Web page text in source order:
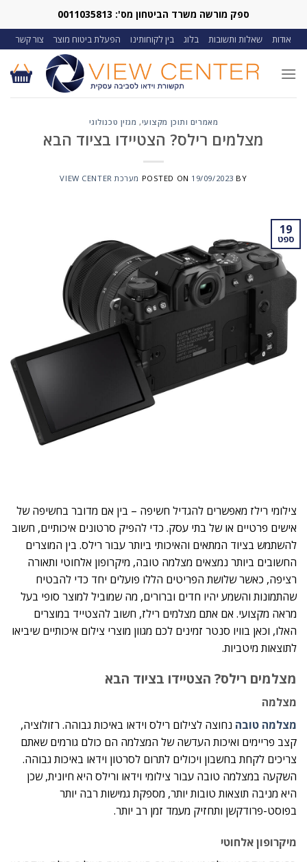
content
ספק מורשה משרד הביטחון מס': 0011035813
אודות שאלות ותשובות בלוג בין לקוחותינו הפעלת ביטוח מוצר צור קשר
מאמרים ותוכן מקצועי, מגזין טכנולוגי
מצלמים רילס? הצטיידו בציוד הבא
POSTED ON 19/09/2023 BY מערכת VIEW CENTER
19
ספט
צילומי רילז מאפשרים להגדיל חשיפה – בין אם מדובר בחשיפה של
אישים פרטיים או של בתי עסק. כדי להפיק סרטונים איכותיים, חשוב
להשתמש בציוד המתאים והאיכותי ביותר עבור רילס. בין המוצרים
החשובים ביותר נמצאים מצלמה טובה, מיקרופון אלחוטי ותאורה
רציפה, כאשר שלושת הפריטים הללו פועלים יחד כדי להבטיח
שהתמונות והשמע יהיו חדים וברורים, מה שמוביל למוצר סופי בעל
מראה מקצועי. אם אתם מצלמים רילז, חשוב להצטייד במוצרים
האלו, וכאן בוויו סנטר זמינים לכם מגוון מוצרי צילום איכותיים שיביאו
לתוצאות מיטביות.
מצלמים רילס? הצטיידו בציוד הבא
מצלמה
מצלמה טובה נחוצה לצילום רילס וידאו באיכות גבוהה. רזולוציה,
קצב פריימים ואיכות העדשה של המצלמה הם כולם גורמים שאתם
צריכים לקחת בחשבון ויכולים לתרום לסרטון וידאו באיכות גבוהה.
השקעה במצלמה טובה עבור צילומי וידאו ורילס היא חיונית, שכן
היא מניבה תוצאות טובות יותר, מספקת גמישות רבה יותר
בפוסט-פרודקשן ותחזיק מעמד זמן רב יותר.
מיקרופון אלחוטי